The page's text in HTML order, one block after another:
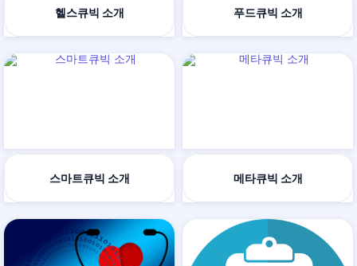
헬스큐빅 소개 푸드큐빅 소개
스마트큐빅 소개 메타큐빅 소개